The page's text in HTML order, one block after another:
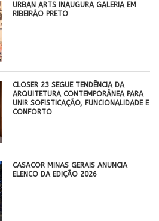
​URBAN ARTS INAUGURA GALERIA EM
RIBEIRÃO PRETO
CLOSER 23 SEGUE TENDÊNCIA DA
ARQUITETURA CONTEMPORÂNEA PARA
UNIR SOFISTICAÇÃO, FUNCIONALIDADE E
CONFORTO
CASACOR MINAS GERAIS ANUNCIA
ELENCO DA EDIÇÃO 2026